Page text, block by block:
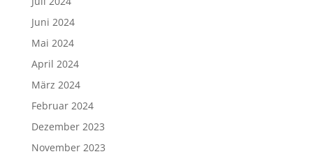
Juni 2024
Mai 2024
April 2024
März 2024
Februar 2024
Dezember 2023
November 2023